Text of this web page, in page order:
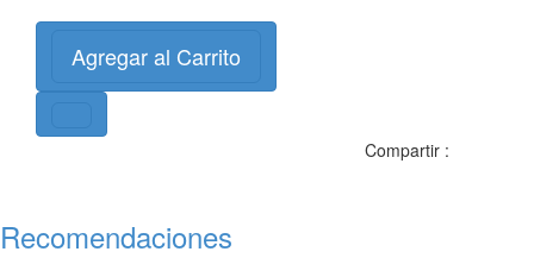
Agregar al Carrito
Compartir :
Recomendaciones